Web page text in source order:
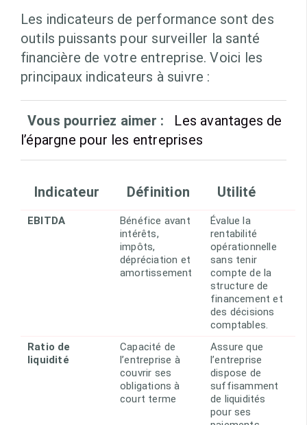
Les indicateurs de performance sont des
outils puissants pour surveiller la santé
financière de votre entreprise. Voici les
principaux indicateurs à suivre :
Vous pourriez aimer :
Les avantages de
l’épargne pour les entreprises
Indicateur Définition Utilité
EBITDA
Bénéfice avant
intérêts,
impôts,
dépréciation et
amortissement
Évalue la
rentabilité
opérationnelle
sans tenir
compte de la
structure de
financement et
des décisions
comptables.
Ratio de
liquidité
Capacité de
l’entreprise à
couvrir ses
obligations à
court terme
Assure que
l’entreprise
dispose de
suffisamment
de liquidités
pour ses